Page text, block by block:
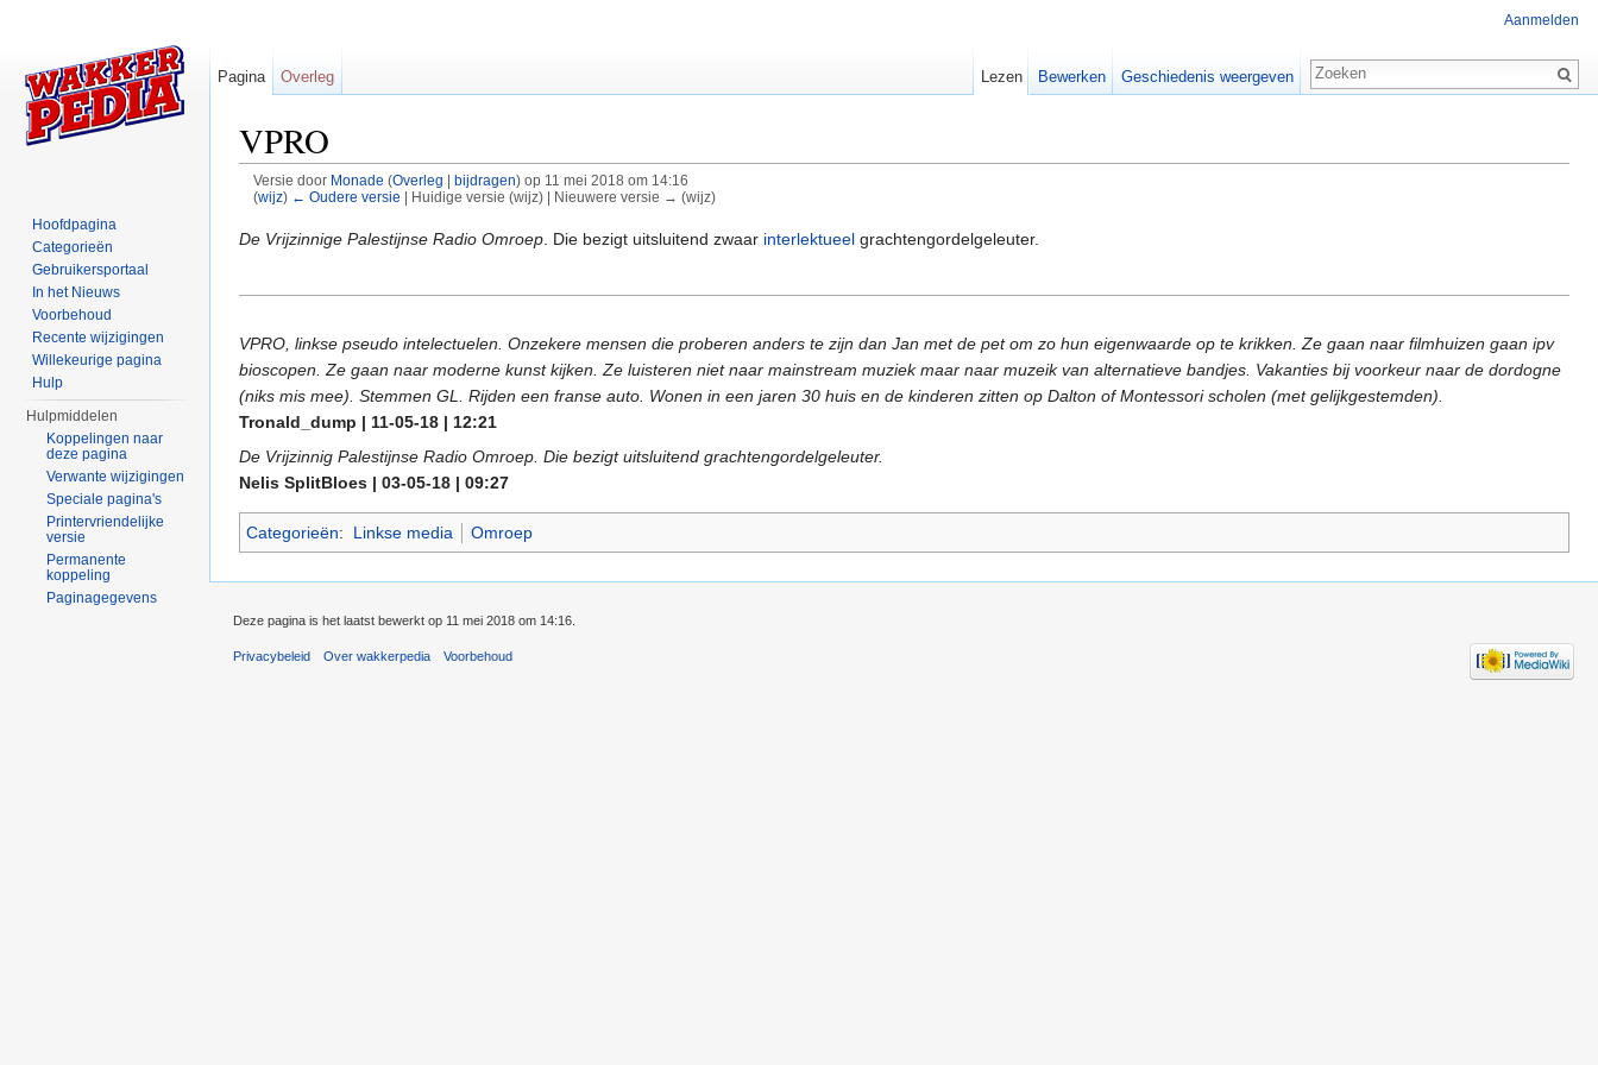
VPRO
Versie door Monade (Overleg bijdragen)op 11 mei 2018 om 14:16
(wijz) ← Oudere versie | Huidige versie (wijz) | Nieuwere versie → (wijz)
De Vrijzinnige Palestijnse Radio Omroep . Die bezigt uitsluitend zwaar interlektueel grachtengordelgeleuter.
VPRO, linkse pseudo intelectuelen. Onzekere mensen die proberen anders te zijn dan Jan met de pet om zo hun eigenwaarde op te krikken. Ze gaan naar filmhuizen gaan ipv
bioscopen. Ze gaan naar moderne kunst kijken. Ze luisteren niet naar mainstream muziek maar naar muzeik van alternatieve bandjes. Vakanties bij voorkeur naar de dordogne
(niks mis mee). Stemmen GL. Rijden een franse auto. Wonen in een jaren 30 huis en de kinderen zitten op Dalton of Montessori scholen (met gelijkgestemden).
Tronald_dump | 11-05-18 | 12:21
De Vrijzinnig Palestijnse Radio Omroep. Die bezigt uitsluitend grachtengordelgeleuter.
Nelis SplitBloes | 03-05-18 | 09:27
Categorieën: Linkse media Omroep
Aanmelden
Pagina Overleg Lezen Bewerken Geschiedenis weergeven
Hoofdpagina
Categorieën
Gebruikersportaal
In het Nieuws
Voorbehoud
Recente wijzigingen
Willekeurige pagina
Hulp
Hulpmiddelen
Koppelingen naar
deze pagina
Verwante wijzigingen
Speciale pagina's
Printervriendelijke
versie
Permanente
koppeling
Paginagegevens
Deze pagina is het laatst bewerkt op 11 mei 2018 om 14:16.
Privacybeleid Over wakkerpedia Voorbehoud